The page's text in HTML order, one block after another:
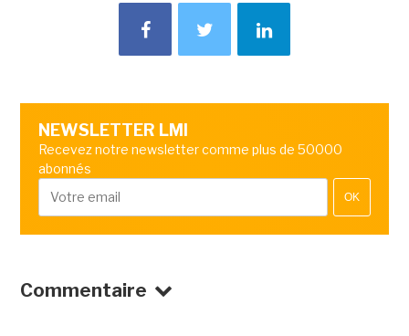
NEWSLETTER LMI
Recevez notre newsletter comme plus de 50000
abonnés
OK
Commentaire